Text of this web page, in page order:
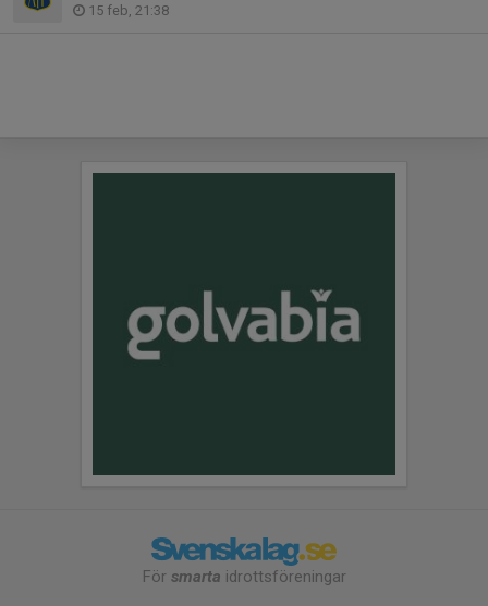
15 feb, 21:38
För smarta idrottsföreningar